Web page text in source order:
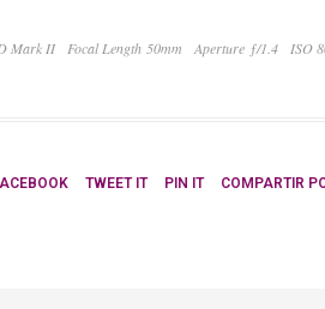
Mark II Focal Length 50mm Aperture ƒ/1.4 ISO
TWEET IT PIN IT COMPARTIR